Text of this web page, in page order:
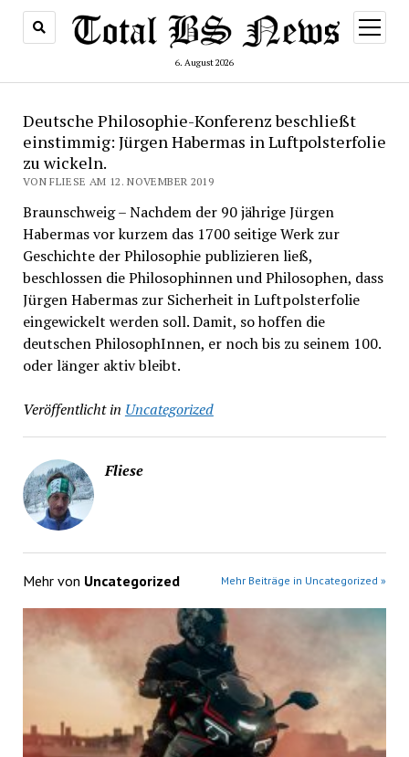
6. August 2026
Menü
öffnen
Deutsche Philosophie-Konferenz beschließt
einstimmig: Jürgen Habermas in Luftpolsterfolie
zu wickeln.
VON FLIESE AM 12. NOVEMBER 2019
Braunschweig – Nachdem der 90 jährige Jürgen
Habermas vor kurzem das 1700 seitige Werk zur
Geschichte der Philosophie publizieren ließ,
beschlossen die Philosophinnen und Philosophen, dass
Jürgen Habermas zur Sicherheit in Luftpolsterfolie
eingewickelt werden soll. Damit, so hoffen die
deutschen PhilosophInnen, er noch bis zu seinem 100.
oder länger aktiv bleibt.
Veröffentlicht in Uncategorized
Fliese
Mehr von Uncategorized Mehr Beiträge in Uncategorized »